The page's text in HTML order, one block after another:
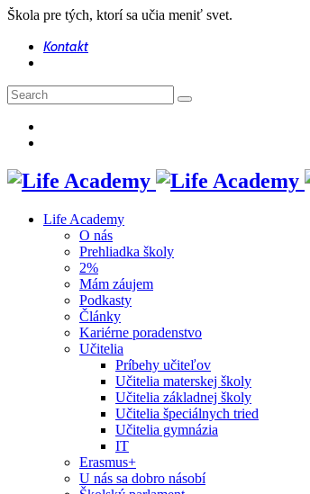
Škola pre tých, ktorí sa učia meniť svet.
Kontakt
Life Academy
O nás
Prehliadka školy
2%
Mám záujem
Podkasty
Články
Kariérne poradenstvo
Učitelia
Príbehy učiteľov
Učitelia materskej školy
Učitelia základnej školy
Učitelia špeciálnych tried
Učitelia gymnázia
IT
Erasmus+
U nás sa dobro násobí